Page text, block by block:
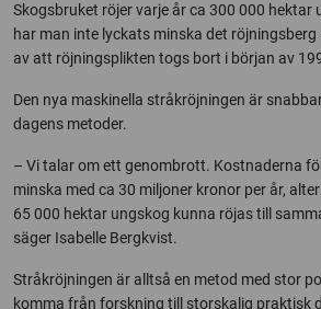
Skogsbruket röjer varje år ca 300 000 hektar
har man inte lyckats minska det
av att röjningsplikten togs bort i början av
Den nya maskinella stråkröjningen är
dagens metoder.
– Vi talar om ett genombrott. Kostnaderna
minska med ca 30 miljoner kronor per år,
65 000 hektar ungskog kunna röjas till
säger Isabelle Bergkvist.
Stråkröjningen är alltså en metod med stor
komma från forskning till storskalig praktisk